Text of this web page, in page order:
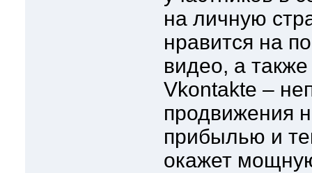
на личную
нравится на
видео, а
Vkontakte –
продвижения
прибылью и
окажет